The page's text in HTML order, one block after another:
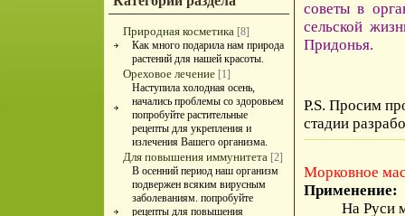
Природная косметика [8]
Как много подарила нам природа
растений для нашей красоты.
Ореховое лечение [1]
Наступила холодная осень,
начались проблемы со здоровьем
попробуйте растительные
рецепты для укрепления и
излечения Вашего организма.
Для повышения иммунитета [2]
В осенний период наш организм
подвержен всяким вирусным
заболеваниям. попробуйте
рецепты для повышения
советы в
сельской
Придонья.
P.S. Просим
стадии
Морковное
Применение:
На Руси